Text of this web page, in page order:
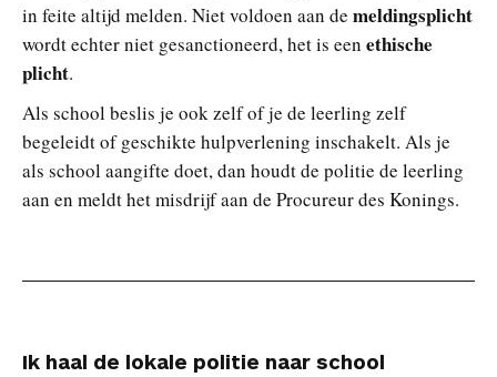
in feite altijd melden. Niet voldoen aan de meldingsplicht
wordt echter niet gesanctioneerd, het is een ethische
plicht.
Als school beslis je ook zelf of je de leerling zelf
begeleidt of geschikte hulpverlening inschakelt. Als je
als school aangifte doet, dan houdt de politie de leerling
aan en meldt het misdrijf aan de Procureur des Konings.
Ik haal de lokale politie naar school